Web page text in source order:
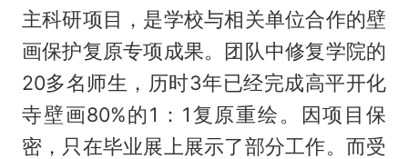
主科研项目，是学校与相关单位合作的壁
画保护复原专项成果。团队中修复学院的
20多名师生，历时3年已经完成高平开化
寺壁画80%的1：1复原重绘。因项目保
密，只在毕业展上展示了部分工作。而受